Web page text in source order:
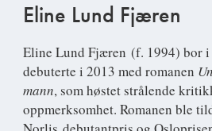
Eline Lund Fjæren
Eline Lund Fjæren (f. 1994) bor
debuterte i 2013 med romanen
mann, som høstet strålende
oppmerksomhet. Romanen ble